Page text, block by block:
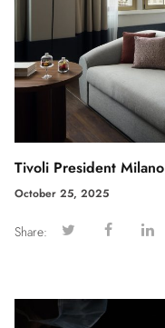
Tivoli President Milano
October 25, 2025
Share: